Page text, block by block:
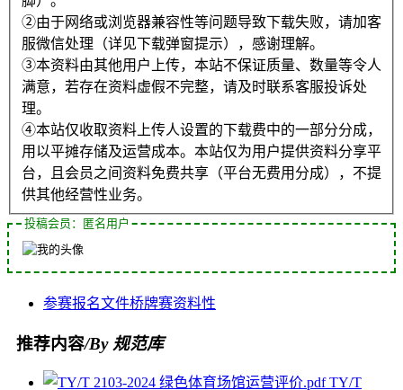
②由于网络或浏览器兼容性等问题导致下载失败，请加客
服微信处理（详见下载弹窗提示），感谢理解。
③本资料由其他用户上传，本站不保证质量、数量等令人
满意，若存在资料虚假不完整，请及时联系客服投诉处
理。
④本站仅收取资料上传人设置的下载费中的一部分分成，
用以平摊存储及运营成本。本站仅为用户提供资料分享平
台，且会员之间资料免费共享（平台无费用分成），不提
供其他经营性业务。
投稿会员：匿名用户
参赛报名文件桥牌赛资料性
推荐内容/By 规范库
TY/T